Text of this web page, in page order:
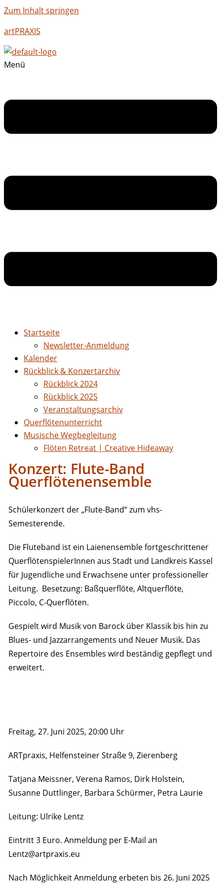
Zum Inhalt springen
artPRAXIS
Menü
Startseite
Newsletter-Anmeldung
Kalender
Rückblick & Konzertarchiv
Rückblick 2024
Rückblick 2025
Veranstaltungsarchiv
Querflötenunterricht
Musische Wegbegleitung
Flöten Retreat | Creative Hideaway
Konzert: Flute-Band
Querflötenensemble
Schülerkonzert der „Flute-Band“ zum vhs-
Semesterende.
Die Fluteband ist ein Laienensemble fortgeschrittener
QuerflötenspielerInnen aus Stadt und Landkreis Kassel
für Jugendliche und Erwachsene unter professioneller
Leitung. Besetzung: Baßquerflöte, Altquerflöte,
Piccolo, C-Querflöten.
Gespielt wird Musik von Barock über Klassik bis hin zu
Blues- und Jazzarrangements und Neuer Musik. Das
Repertoire des Ensembles wird beständig gepflegt und
erweitert.
Freitag, 27. Juni 2025, 20:00 Uhr
ARTpraxis, Helfensteiner Straße 9, Zierenberg
Tatjana Meissner, Verena Ramos, Dirk Holstein,
Susanne Duttlinger, Barbara Schürmer, Petra Laurie
Leitung: Ulrike Lentz
Eintritt 3 Euro. Anmeldung per E-Mail an
Lentz@artpraxis.eu
Nach Möglichkeit Anmeldung erbeten bis 26. Juni 2025